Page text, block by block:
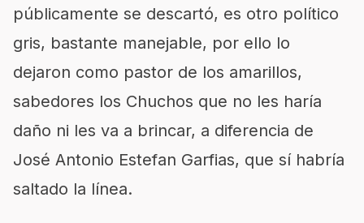
públicamente se descartó, es otro político
gris, bastante manejable, por ello lo
dejaron como pastor de los amarillos,
sabedores los Chuchos que no les haría
daño ni les va a brincar, a diferencia de
José Antonio Estefan Garfias, que sí habría
saltado la línea.